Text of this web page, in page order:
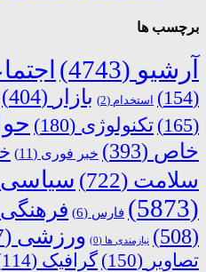
برچسب ها
آرشیو (4743)
(154)
استخدام (2) بازار (404)
(165)
تکنولوژی (180)
خاص (393) خبر فوری (11)
سلامت (722) سیاسی
(5873)
فارس (6)
(508)
نیازمندی ها (0) ورزشی (827)
تصاویر (150) گرافیک (114)